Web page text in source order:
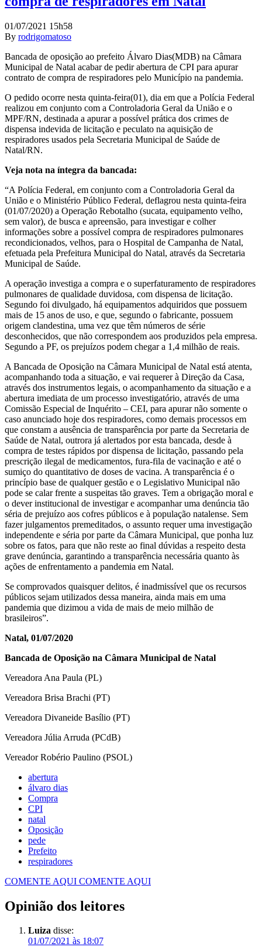
01/07/2021 15h58
By rodrigomatoso
Bancada de oposição ao prefeito Álvaro Dias(MDB) na Câmara
Municipal de Natal acabar de pedir abertura de CPI para apurar
contrato de compra de respiradores pelo Município na pandemia.
O pedido ocorre nesta quinta-feira(01), dia em que a Polícia Federal
realizou em conjunto com a Controladoria Geral da União e o
MPF/RN, destinada a apurar a possível prática dos crimes de
dispensa indevida de licitação e peculato na aquisição de
respiradores usados pela Secretaria Municipal de Saúde de
Natal/RN.
Veja nota na íntegra da bancada:
“A Polícia Federal, em conjunto com a Controladoria Geral da
União e o Ministério Público Federal, deflagrou nesta quinta-feira
(01/07/2020) a Operação Rebotalho (sucata, equipamento velho,
sem valor), de busca e apreensão, para investigar e colher
informações sobre a possível compra de respiradores pulmonares
recondicionados, velhos, para o Hospital de Campanha de Natal,
efetuada pela Prefeitura Municipal do Natal, através da Secretaria
Municipal de Saúde.
A operação investiga a compra e o superfaturamento de respiradores
pulmonares de qualidade duvidosa, com dispensa de licitação.
Segundo foi divulgado, há equipamentos adquiridos que possuem
mais de 15 anos de uso, e que, segundo o fabricante, possuem
origem clandestina, uma vez que têm números de série
desconhecidos, que não correspondem aos produzidos pela empresa.
Segundo a PF, os prejuízos podem chegar a 1,4 milhão de reais.
A Bancada de Oposição na Câmara Municipal de Natal está atenta,
acompanhando toda a situação, e vai requerer à Direção da Casa,
através dos instrumentos legais, o acompanhamento da situação e a
abertura imediata de um processo investigatório, através de uma
Comissão Especial de Inquérito – CEI, para apurar não somente o
caso anunciado hoje dos respiradores, como demais processos em
que constam a ausência de transparência por parte da Secretaria de
Saúde de Natal, outrora já alertados por esta bancada, desde à
compra de testes rápidos por dispensa de licitação, passando pela
prescrição ilegal de medicamentos, fura-fila de vacinação e até o
sumiço do quantitativo de doses de vacina. A transparência é o
princípio base de qualquer gestão e o Legislativo Municipal não
pode se calar frente a suspeitas tão graves. Tem a obrigação moral e
o dever institucional de investigar e acompanhar uma denúncia tão
séria de prejuízo aos cofres públicos e à população natalense. Sem
fazer julgamentos premeditados, o assunto requer uma investigação
independente e séria por parte da Câmara Municipal, que ponha luz
sobre os fatos, para que não reste ao final dúvidas a respeito desta
grave denúncia, garantindo a transparência necessária quanto às
ações de enfrentamento a pandemia em Natal.
Se comprovados quaisquer delitos, é inadmissível que os recursos
públicos sejam utilizados dessa maneira, ainda mais em uma
pandemia que dizimou a vida de mais de meio milhão de
brasileiros”.
Natal, 01/07/2020
Bancada de Oposição na Câmara Municipal de Natal
Vereadora Ana Paula (PL)
Vereadora Brisa Brachi (PT)
Vereadora Divaneide Basílio (PT)
Vereadora Júlia Arruda (PCdB)
Vereador Robério Paulino (PSOL)
abertura
álvaro dias
Compra
CPI
natal
Oposição
pede
Prefeito
respiradores
COMENTE AQUI COMENTE AQUI
Opinião dos leitores
Luiza disse:
01/07/2021 às 18:07